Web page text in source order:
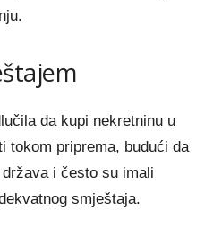
da kupi nekretninu u
tokom priprema, budući da
i često su imali
smještaja.